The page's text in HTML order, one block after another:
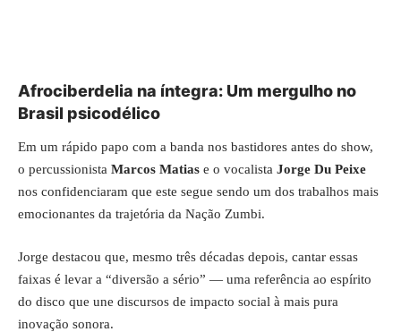
Afrociberdelia na íntegra: Um mergulho no
Brasil psicodélico
Em um rápido papo com a banda nos bastidores antes do show,
o percussionista Marcos Matias e o vocalista Jorge Du Peixe
nos confidenciaram que este segue sendo um dos trabalhos mais
emocionantes da trajetória da Nação Zumbi.
Jorge destacou que, mesmo três décadas depois, cantar essas
faixas é levar a “diversão a sério” — uma referência ao espírito
do disco que une discursos de impacto social à mais pura
inovação sonora.